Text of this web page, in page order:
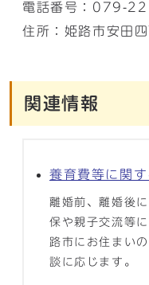
電話番号：079-
住所：姫路市安田
関連情報
養育費等に関
離婚前、離婚後
保や親子交流等
路市にお住まい
談に応じます。